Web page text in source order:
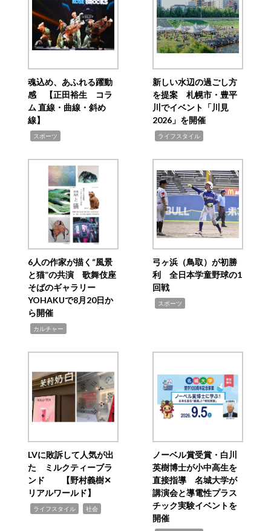
魂込め、あふれる躍動
感 【正田裕生 コラ
ム 直線・曲線・斜め
線】
スポーツ
新しい水辺の過ごし方
を提案 札幌市・豊平
川でイベント「川見
2026」を開催
ライフスタイル
6人の作家が描く“風景
と猫”の共演 歌舞伎座
そばのギャラリー
YOHAKUで8月20日か
ら開催
カルチャー
弓ヶ浜（鳥取）が初勝
利 全日本学童野球の1
回戦
スポーツ
LVに敗訴して人気が出
た ミルクティーブラ
ンド 【野村義樹✕
リアルワールド】
ライフスタイル 社会
ノーベル賞受賞・白川
英樹博士が小中高生を
直接指導 名城大学が
講演会と導電性プラス
チック実験イベントを
開催